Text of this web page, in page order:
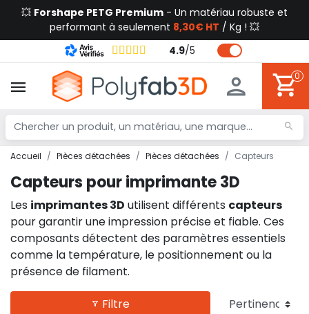
💥 Forshape PETG Premium - Un matériau robuste et
performant à seulement 8,30€ HT / Kg ! 💥
4.9/5
0
Accueil Pièces détachées Pièces détachées Capteurs
Capteurs pour imprimante 3D
Les imprimantes 3D utilisent différents capteurs
pour garantir une impression précise et fiable. Ces
composants détectent des paramètres essentiels
comme la température, le positionnement ou la
présence de filament.
Filtre